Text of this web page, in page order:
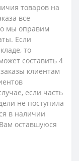
товаров на
все
мы оправим
Если
то
составить 4
клиентам
если часть
не поступила
в наличии
оставшуюся